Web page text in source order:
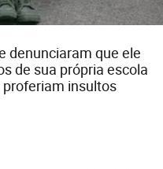
denunciaram que ele
de sua própria escola
insultos